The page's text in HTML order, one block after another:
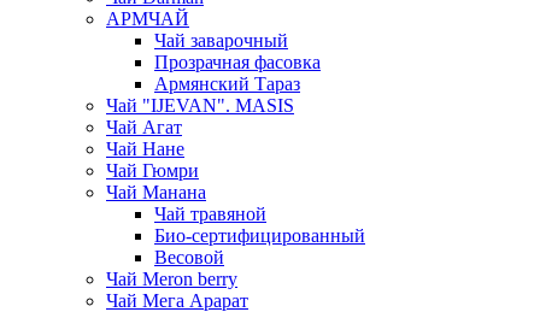
АРМЧАЙ
Чай заварочный
Прозрачная фасовка
Армянский Тараз
Чай "IJEVAN". MASIS
Чай Агат
Чай Нане
Чай Гюмри
Чай Манана
Чай травяной
Био-сертифицированный
Весовой
Чай Meron berry
Чай Мега Арарат